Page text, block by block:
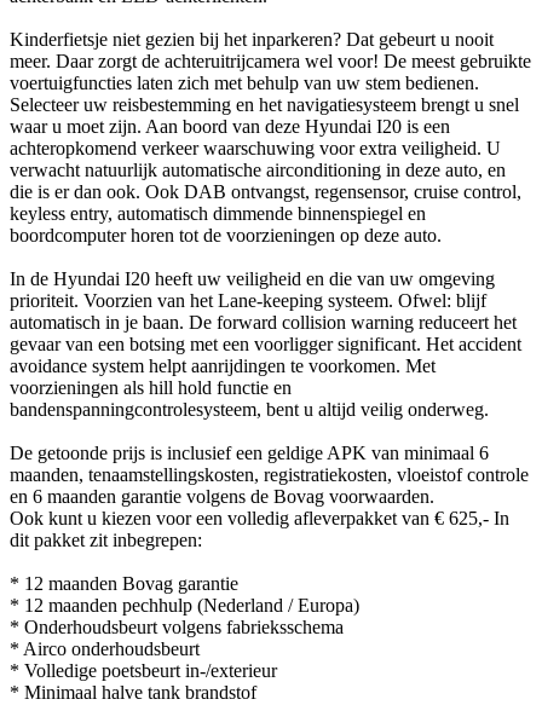
Kinderfietsje niet gezien bij het inparkeren? Dat gebeurt u nooit
meer. Daar zorgt de achteruitrijcamera wel voor! De meest gebruikte
voertuigfuncties laten zich met behulp van uw stem bedienen.
Selecteer uw reisbestemming en het navigatiesysteem brengt u snel
waar u moet zijn. Aan boord van deze Hyundai I20 is een
achteropkomend verkeer waarschuwing voor extra veiligheid. U
verwacht natuurlijk automatische airconditioning in deze auto, en
die is er dan ook. Ook DAB ontvangst, regensensor, cruise control,
keyless entry, automatisch dimmende binnenspiegel en
boordcomputer horen tot de voorzieningen op deze auto.
In de Hyundai I20 heeft uw veiligheid en die van uw omgeving
prioriteit. Voorzien van het Lane-keeping systeem. Ofwel: blijf
automatisch in je baan. De forward collision warning reduceert het
gevaar van een botsing met een voorligger significant. Het accident
avoidance system helpt aanrijdingen te voorkomen. Met
voorzieningen als hill hold functie en
bandenspanningcontrolesysteem, bent u altijd veilig onderweg.
De getoonde prijs is inclusief een geldige APK van minimaal 6
maanden, tenaamstellingskosten, registratiekosten, vloeistof controle
en 6 maanden garantie volgens de Bovag voorwaarden.
Ook kunt u kiezen voor een volledig afleverpakket van € 625,- In
dit pakket zit inbegrepen:
* 12 maanden Bovag garantie
* 12 maanden pechhulp (Nederland / Europa)
* Onderhoudsbeurt volgens fabrieksschema
* Airco onderhoudsbeurt
* Volledige poetsbeurt in-/exterieur
* Minimaal halve tank brandstof